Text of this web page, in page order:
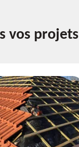
vos projets